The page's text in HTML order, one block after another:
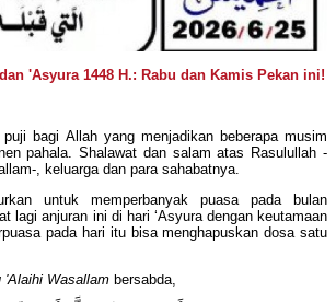
'Asyura 1448 H.: Rabu dan Kamis Pekan ini!
bagi Allah yang menjadikan beberapa musim
pahala. Shalawat dan salam atas Rasulullah -
, keluarga dan para sahabatnya.
untuk memperbanyak puasa pada bulan
lagi anjuran ini di hari ‘Asyura dengan keutamaan
pada hari itu bisa menghapuskan dosa satu
'Alaihi Wasallam bersabda,